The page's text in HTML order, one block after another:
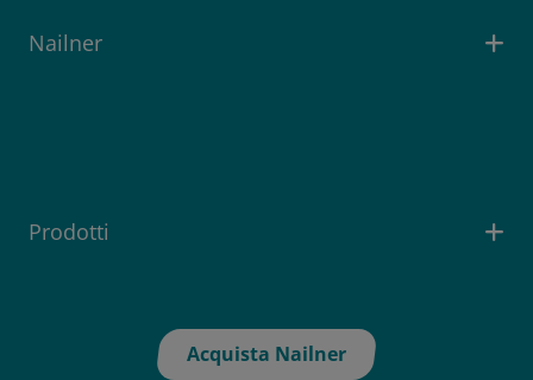
Nailner
Prodotti
Acquista Nailner